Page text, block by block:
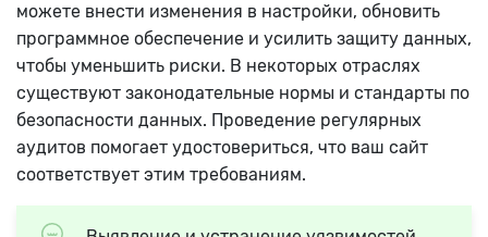
можете внести изменения в настройки, обновить
программное обеспечение и усилить защиту данных,
чтобы уменьшить риски. В некоторых отраслях
существуют законодательные нормы и стандарты по
безопасности данных. Проведение регулярных
аудитов помогает удостовериться, что ваш сайт
соответствует этим требованиям.